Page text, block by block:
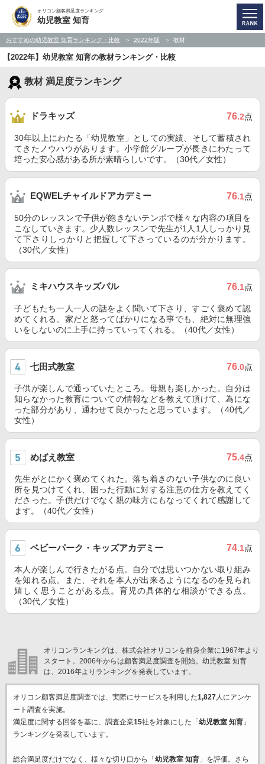
オリコン顧客満足度ランキング
幼児教室 知育
おすすめの幼児教室 知育ランキング・比較 2022年版 教材
【2022年】幼児教室 知育の教材ランキング・比較
教材 満足度ランキング
ドラキッズ 76.2点
30年以上にわたる「幼児教室」としての実績、そして蓄積され
てきたノウハウがあります。小学館グループが長きにわたって
培った安心感がある所が素晴らしいです。（30代／女性）
EQWELチャイルドアカデミー 76.1点
50分のレッスンで子供が飽きないテンポで様々な内容の項目を
こなしていきます。少人数レッスンで先生が1人1人しっかり見
て下さりしっかりと把握して下さっているのが分かります。
（30代／女性）
ミキハウスキッズパル 76.1点
子どもたち一人一人の話をよく聞いて下さり、すごく褒めて認
めてくれる。家だと怒ってばかりになる事でも、絶対に無理強
いをしないのに上手に持っていってくれる。（40代／女性）
七田式教室 76.0点
子供が楽しんで通っていたところ。母親も楽しかった。自分は
知らなかった教育についての情報などを教えて頂けて、為にな
った部分があり、通わせて良かったと思っています。（40代／
女性）
めばえ教室 75.4点
先生がとにかく褒めてくれた。落ち着きのない子供なのに良い
所を見つけてくれ、困った行動に対する注意の仕方を教えてく
ださった。子供だけでなく親の味方にもなってくれて感謝して
ます。（40代／女性）
ベビーパーク・キッズアカデミー 74.1点
本人が楽しんで行きたがる点。自分では思いつかない取り組み
を知れる点。また、それを本人が出来るようになるのを見られ
嬉しく思うことがある点。育児の具体的な相談ができる点。
（30代／女性）
オリコンランキングは、株式会社オリコンを前身企業に1967年より
スタート。2006年からは顧客満足度調査を開始。幼児教室 知育
は、2016年よりランキングを発表しています。
オリコン顧客満足度調査では、実際にサービスを利用した1,827人にアンケ
ート調査を実施。
満足度に関する回答を基に、調査企業15社を対象にした「 幼児教室 知育」
ランキングを発表しています。
総合満足度だけでなく、様々な切り口から「 幼児教室 知育」を評価。さら